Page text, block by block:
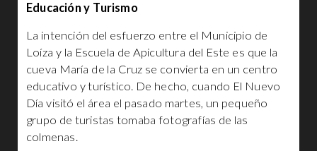
Educación y Turismo
La intención del esfuerzo entre el Municipio de
Loíza y la Escuela de Apicultura del Este es que la
cueva María de la Cruz se convierta en un centro
educativo y turístico. De hecho, cuando El Nuevo
Día visitó el área el pasado martes, un pequeño
grupo de turistas tomaba fotografías de las
colmenas.